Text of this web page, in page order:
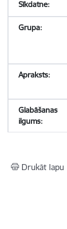
Drukāt lapu